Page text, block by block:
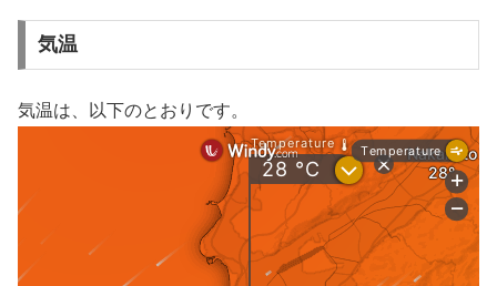
気温
気温は、以下のとおりです。